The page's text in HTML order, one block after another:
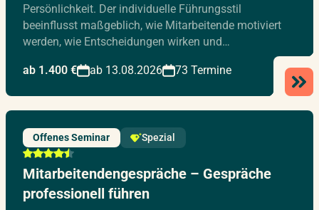
Persönlichkeit. Der individuelle Führungsstil
beeinflusst maßgeblich, wie Mitarbeitende motiviert
werden, wie Entscheidungen wirken und…
ab 1.400 € ab 13.08.2026 73 Termine
Offenes Seminar Spezial
Mitarbeitendengespräche – Gespräche
professionell führen